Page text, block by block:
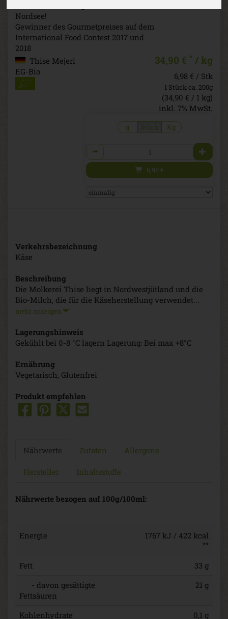
Nordsee!
Gewinner des Gourmetpreises auf dem
International Food Contest 2017 und
2018
Thise Mejeri
EG-Bio
34,90 € * / kg
6,98 € / Stk
1 Stück ca. 200g
(34,90 € / 1 kg)
inkl. 7% MwSt.
g Stück Kg
Anzahl
6,98 €
Verkehrsbezeichnung
Käse
Beschreibung
Die Molkerei Thise liegt in Nordwestjütland und die
Bio-Milch, die für die Käseherstellung verwendet...
mehr anzeigen
Lagerungshinweis
Gekühlt bei 0-8 °C lagern Lagerung: Bei max +8°C
Ernährung
Vegetarisch, Glutenfrei
Produkt empfehlen
Nährwerte Zutaten Allergene
Hersteller Inhaltsstoffe
Nährwerte bezogen auf 100g/100ml:
Energie 1767 kJ / 422 kcal
**
Fett
33 g
- davon gesättigte
Fettsäuren
21 g
Kohlenhydrate 0,1 g